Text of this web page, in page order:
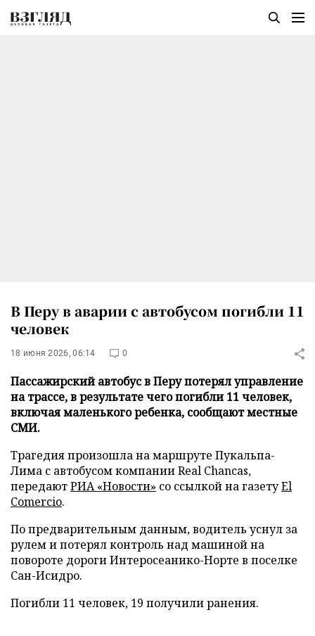
В Перу в аварии с автобусом погибли 11
человек
18 июня 2026, 06:14 0
Пассажирский автобус в Перу потерял управление
на трассе, в результате чего погибли 11 человек,
включая маленького ребенка, сообщают местные
СМИ.
Трагедия произошла на маршруте Пукальпа-
Лима с автобусом компании Real Chancas,
передаютРИА «Новости» со ссылкой на газетуEl
Comercio.
По предварительным данным, водитель уснул за
рулем и потерял контроль над машиной на
повороте дороги Интеросеанико-Норте в поселке
Сан-Исидро.
Погибли 11 человек, 19 получили ранения.